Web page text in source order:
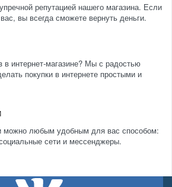
репутацией нашего магазина. Если
вы всегда сможете вернуть деньги.
в интернет-магазине? Мы с радостью
покупки в интернете простыми и
можно любым удобным для вас способом:
сети и мессенджеры.